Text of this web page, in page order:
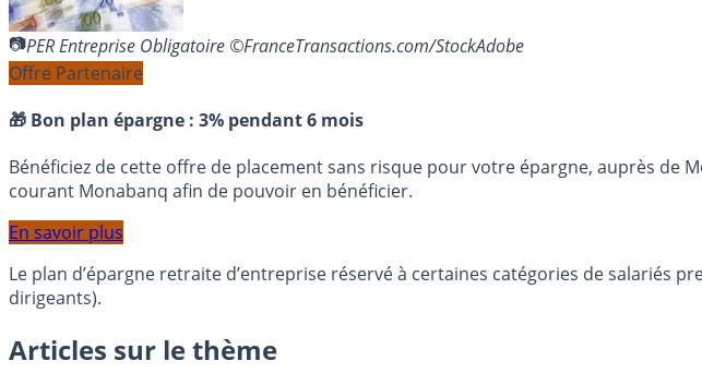
PER Entreprise Obligatoire ©FranceTransactions.com/StockAdobe
Offre Partenaire
🎁 Bon plan épargne : 3% pendant 6 mois
Bénéficiez de cette offre de placement sans risque pour votre épargne, auprès de
courant Monabanq afin de pouvoir en bénéficier.
En savoir plus
Le plan d’épargne retraite d’entreprise réservé à certaines catégories de salariés
dirigeants).
Articles sur le thème